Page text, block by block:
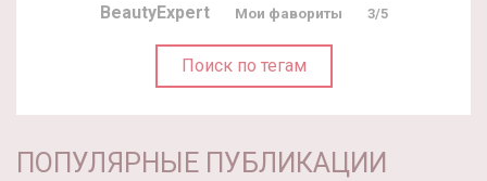
BeautyExpert Мои фавориты 3/5
Поиск по тегам
ПОПУЛЯРНЫЕ ПУБЛИКАЦИИ